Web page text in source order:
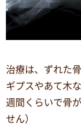
治療は、ずれた
ギプスやあて木
週間くらいで骨
せん）